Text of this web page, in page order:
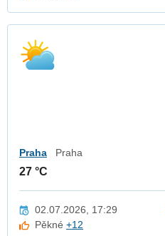
Praha Praha
27 °C
02.07.2026, 17:29
Pěkné+12